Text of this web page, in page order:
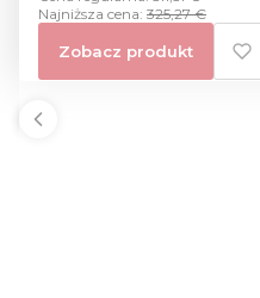
Najniższa cena: 325,27 €
Zobacz produkt